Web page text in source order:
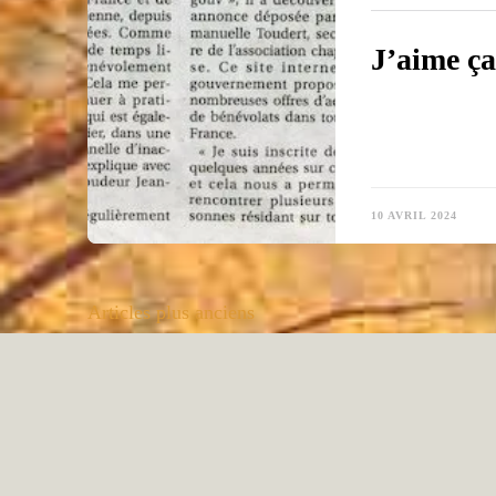
J’aime
10 AVRIL 2024
Navigation
des
Articles plus anciens